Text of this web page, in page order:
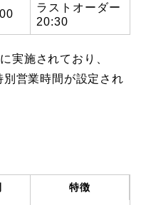
ラストオーダー
20:30
実施されており、
営業時間が設定され
特徴